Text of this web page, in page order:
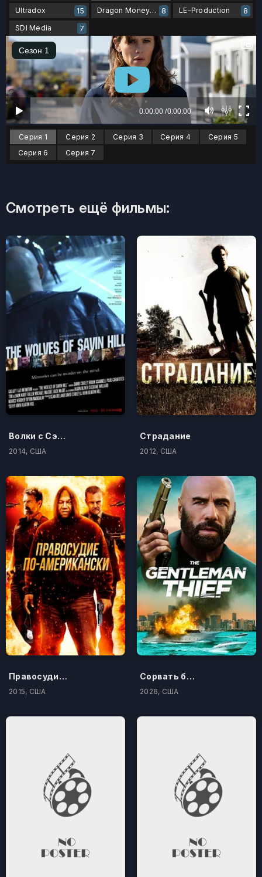
Ultradox 15 Dragon Money Studio 8 LE-Production
8
SDI Media
7
Серия 1 Серия 2 Серия 3 Серия 4
Серия 5
Серия 6
Серия 7
Смотреть ещё фильмы:
Волки с Сэйвин-Хилл
2014, США
Страдание
2012, США
Правосудие по-американски
2015, США
Сорвать банк 3: Вор-джентльмен
2026, США